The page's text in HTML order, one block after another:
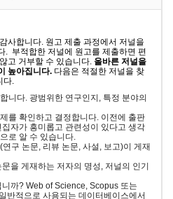
사합니다. 원고 제출 과정에서 저널을
. 부적합한 저널에 원고를 제출하면 편
고 거부할 수 있습니다. 올바른 저널을
높아집니다. 다음은 적절한 저널을 찾
다.
니다. 광범위한 연구인지, 특정 분야의
를 확인하고 결정합니다. 이전에 출판
자가 흥미롭고 관련성이 있다고 생각
로 알 수 있습니다.
구 논문, 리뷰 논문, 사설, 보고)이 게재
을 게재하는 저자의 명성, 저널의 인기
까? Web of Science, Scopus 또는
반적으로 사용되는 데이터베이스에서